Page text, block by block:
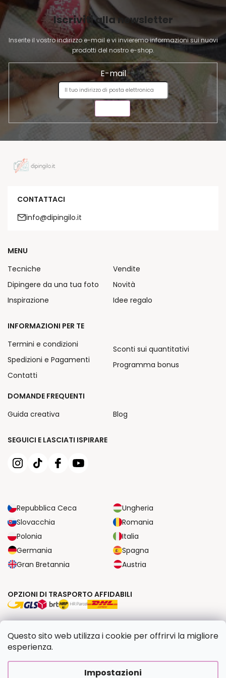
Questo sito web utilizza i cookie per offrirvi la migliore
esperienza.
Impostazioni
e
l
e
n
c
o
N
Iscriviti alla newsletter
Inserite il vostro indirizzo e-mail e vi invieremo informazioni sui nuovi
prodotti del nostro e-shop.
E-mail
CONTATTACI
info@dipingilo.it
SEGUICI E LASCIATI ISPIRARE
Repubblica Ceca
Ungheria
Slovacchia
Romania
Polonia
Italia
Germania
Spagna
Gran Bretannia
Austria
MENU
Tecniche
Dipingere da una tua foto
Inspirazione
Vendite
Novità
Idee regalo
INFORMAZIONI PER TE
Termini e condizioni
Spedizioni e Pagamenti
Contatti
Sconti sui quantitativi
Programma bonus
DOMANDE FREQUENTI
Guida creativa
Blog
OPZIONI DI TRASPORTO AFFIDABILI
Copyright 2026 Dipingilo.it . Tutti i diritti riservati.